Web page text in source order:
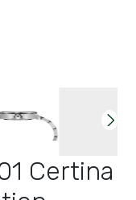
Certina